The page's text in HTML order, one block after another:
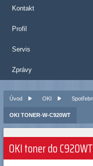
Kontakt
Profil
Servis
Zprávy
Úvod OKI
OKI TONER-W-C920WT
OKI toner do